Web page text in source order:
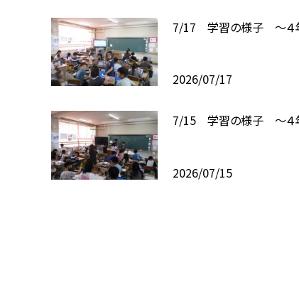
7/17 学習の様子 ～４
2026/07/17
7/15 学習の様子 ～４
2026/07/15